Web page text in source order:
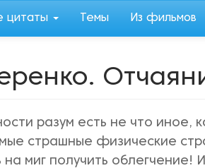
цитаты Темы Из фильмов
разум есть не что иное,
страшные физические
на миг получить